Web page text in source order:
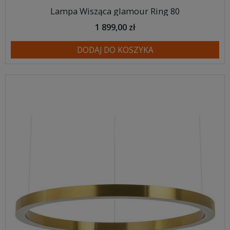
Lampa Wisząca glamour Ring 80
1 899,00 zł
DODAJ DO KOSZYKA